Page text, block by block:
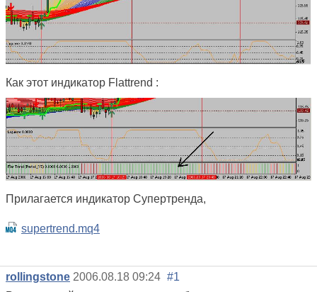
Как этот индикатор Flattrend :
Прилагается индикатор Супертренда,
supertrend.mq4
rollingstone 2006.08.18 09:24 #1